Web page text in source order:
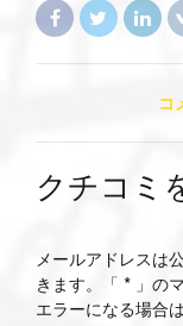
コ
クチコミ
メールアドレスは
きます。「 * 」の
エラーになる場合